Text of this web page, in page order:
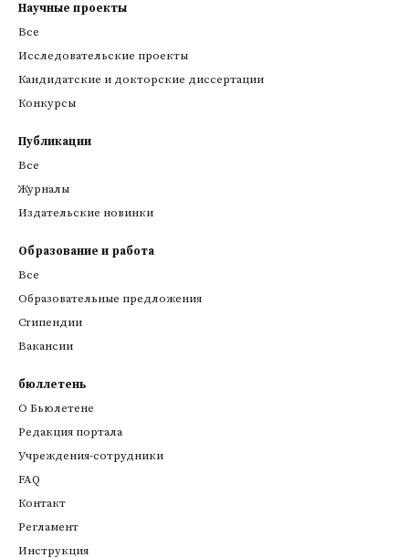
Научные проекты
Все
Исследовательские проекты
Кандидатские и докторские диссертации
Конкурсы
Публикации
Все
Журналы
Издательские новинки
Образование и работа
Все
Образовательные предложения
Стипендии
Вакансии
бюллетень
О Бьюлетене
Редакция портала
Учреждения-сотрудники
FAQ
Контакт
Регламент
Инструкция